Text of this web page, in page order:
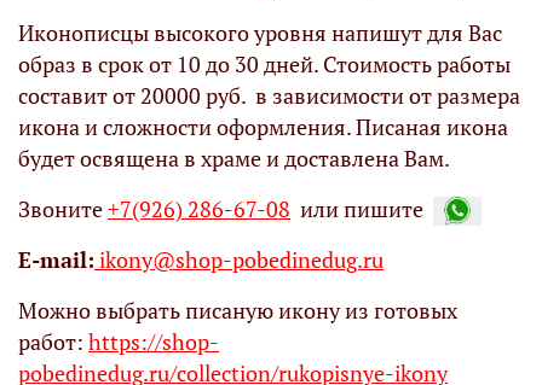
Иконописцы высокого уровня напишут для Вас
образ в срок от 10 до 30 дней. Стоимость работы
составит от 20000 руб. в зависимости от размера
икона и сложности оформления. Писаная икона
будет освящена в храме и доставлена Вам.
Звоните+7(926) 286-67-08 или пишите
Е-mail: ikony@shop-pobedinedug.ru
Можно выбрать писаную икону из готовых
работ: https://shop-
pobedinedug.ru/collection/rukopisnye-ikony